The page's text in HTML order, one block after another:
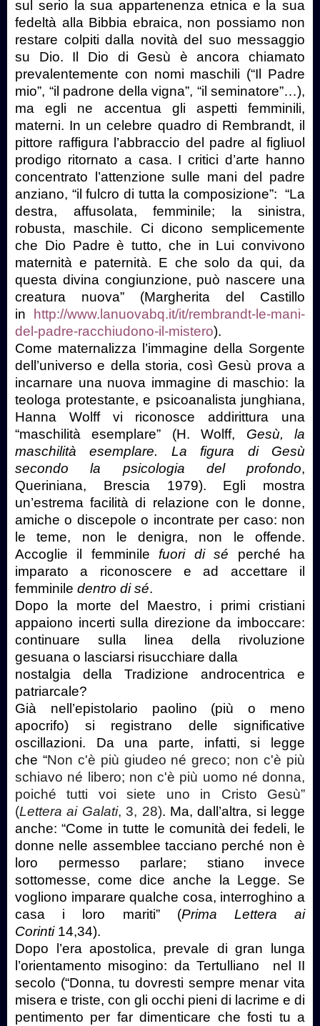
sul serio la sua appartenenza etnica e la sua
fedeltà alla Bibbia ebraica, non possiamo non
restare colpiti dalla novità del suo messaggio
su Dio. Il Dio di Gesù è ancora chiamato
prevalentemente con nomi maschili (“Il Padre
mio”, “il padrone della vigna”, “il seminatore”…),
ma egli ne accentua gli aspetti femminili,
materni. In un celebre quadro di Rembrandt, il
pittore raffigura l’abbraccio del padre al figliuol
prodigo ritornato a casa. I critici d’arte hanno
concentrato l’attenzione sulle mani del padre
anziano, “il fulcro di tutta la composizione”: “La
destra, affusolata, femminile; la sinistra,
robusta, maschile. Ci dicono semplicemente
che Dio Padre è tutto, che in Lui convivono
maternità e paternità. E che solo da qui, da
questa divina congiunzione, può nascere una
creatura nuova” (Margherita del Castillo
in
http://www.lanuovabq.it/it/rembrandt-le-mani-
del-padre-racchiudono-il-mistero).
Come maternalizza l’immagine della Sorgente
dell’universo e della storia, così Gesù prova a
incarnare una nuova immagine di maschio: la
teologa protestante, e psicoanalista junghiana,
Hanna Wolff vi riconosce addirittura una
“maschilità esemplare” (H. Wolff, Gesù, la
maschilità esemplare. La figura di Gesù
secondo la psicologia del profondo,
Queriniana, Brescia 1979). Egli mostra
un’estrema facilità di relazione con le donne,
amiche o discepole o incontrate per caso: non
le teme, non le denigra, non le offende.
Accoglie il femminilefuori di sé perché ha
imparato a riconoscere e ad accettare il
femminile dentro di sé.
Dopo la morte del Maestro, i primi cristiani
appaiono incerti sulla direzione da imboccare:
continuare sulla linea della rivoluzione
gesuana o lasciarsi risucchiare dalla
nostalgia della Tradizione androcentrica e
patriarcale?
Già nell’epistolario paolino (più o meno
apocrifo) si registrano delle significative
oscillazioni. Da una parte, infatti, si legge
che “Non c'è più giudeo né greco; non c'è più
schiavo né libero; non c'è più uomo né donna,
poiché tutti voi siete uno in Cristo Gesù”
(Lettera ai Galati, 3, 28). Ma, dall’altra, si legge
anche: “Come in tutte le comunità dei fedeli, le
donne nelle assemblee tacciano perché non è
loro permesso parlare; stiano invece
sottomesse, come dice anche la Legge. Se
vogliono imparare qualche cosa, interroghino a
casa i loro mariti” (Prima Lettera ai
Corinti14,34).
Dopo l’era apostolica, prevale di gran lunga
l’orientamento misogino: da Tertulliano nel II
secolo (“Donna, tu dovresti sempre menar vita
misera e triste, con gli occhi pieni di lacrime e di
pentimento per far dimenticare che fosti tu a